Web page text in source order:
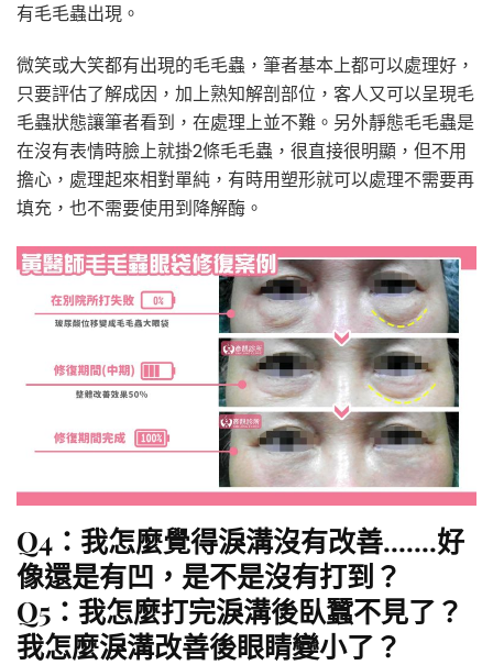
有毛毛蟲出現。
微笑或大笑都有出現的毛毛蟲，筆者基本上都可以處理好，
只要評估了解成因，加上熟知解剖部位，客人又可以呈現毛
毛蟲狀態讓筆者看到，在處理上並不難。另外靜態毛毛蟲是
在沒有表情時臉上就掛2條毛毛蟲，很直接很明顯，但不用
擔心，處理起來相對單純，有時用塑形就可以處理不需要再
填充，也不需要使用到降解酶。
Q4：我怎麼覺得淚溝沒有改善…….好
像還是有凹，是不是沒有打到？
Q5：我怎麼打完淚溝後臥蠶不見了？
我怎麼淚溝改善後眼睛變小了？